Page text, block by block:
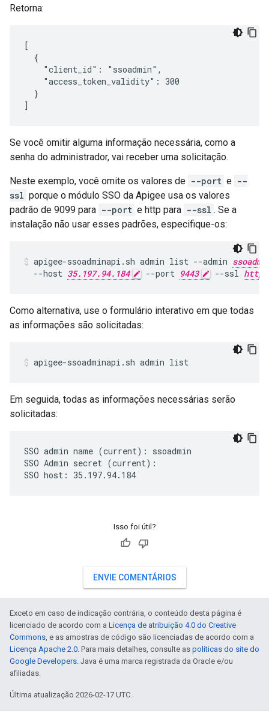
Retorna:
[
  {
    "client_id": "ssoadmin",
    "access_token_validity": 300
  }
]
Se você omitir alguma informação necessária, como a
senha do administrador, vai receber uma solicitação.
Neste exemplo, você omite os valores de --port e --
ssl porque o módulo SSO da Apigee usa os valores
padrão de 9099 para --port e http para --ssl . Se a
instalação não usar esses padrões, especifique-os:
apigee-ssoadminapi.sh admin list --admin
  --host
35.197.94.184 --port 9443 --ssl https
Como alternativa, use o formulário interativo em que todas
as informações são solicitadas:
apigee-ssoadminapi.sh admin list
Em seguida, todas as informações necessárias serão
solicitadas:
SSO admin name (current): ssoadmin
SSO Admin secret (current):
SSO host: 35.197.94.184
Isso foi útil?
ENVIE COMENTÁRIOS
Exceto em caso de indicação contrária, o conteúdo desta página é
licenciado de acordo com a Licença de atribuição 4.0 do Creative
Commons, e as amostras de código são licenciadas de acordo com a
Licença Apache 2.0. Para mais detalhes, consulte as políticas do site do
Google Developers. Java é uma marca registrada da Oracle e/ou
afiliadas.
Última atualização 2026-02-17 UTC.